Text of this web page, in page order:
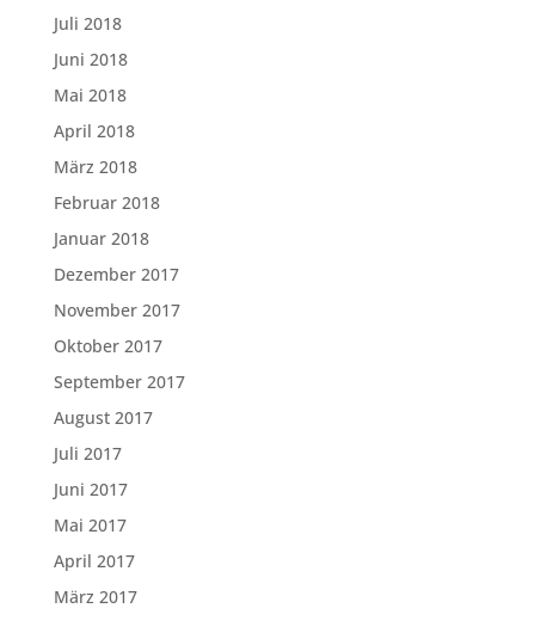
Juli 2018
Juni 2018
Mai 2018
April 2018
März 2018
Februar 2018
Januar 2018
Dezember 2017
November 2017
Oktober 2017
September 2017
August 2017
Juli 2017
Juni 2017
Mai 2017
April 2017
März 2017